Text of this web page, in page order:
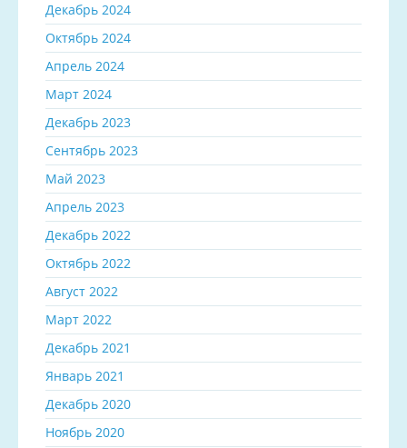
Декабрь 2024
Октябрь 2024
Апрель 2024
Март 2024
Декабрь 2023
Сентябрь 2023
Май 2023
Апрель 2023
Декабрь 2022
Октябрь 2022
Август 2022
Март 2022
Декабрь 2021
Январь 2021
Декабрь 2020
Ноябрь 2020